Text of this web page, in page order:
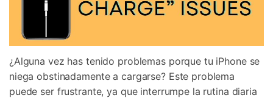
¿Alguna vez has tenido problemas porque tu iPhone se
niega obstinadamente a cargarse? Este problema
puede ser frustrante, ya que interrumpe la rutina diaria